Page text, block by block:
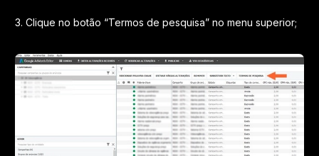
3. Clique no botão “Termos de pesquisa” no menu superior;